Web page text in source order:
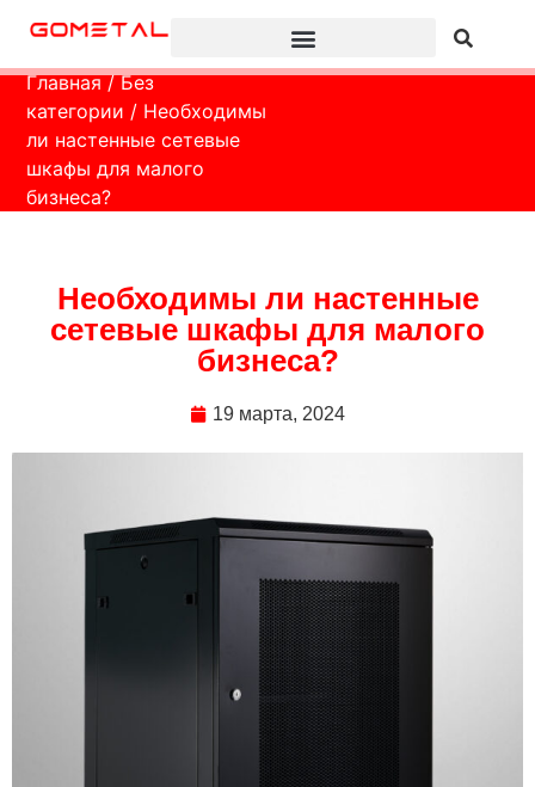
Главная/Без
категории / Необходимы
ли настенные сетевые
шкафы для малого
бизнеса?
Необходимы ли настенные
сетевые шкафы для малого
бизнеса?
19 марта, 2024